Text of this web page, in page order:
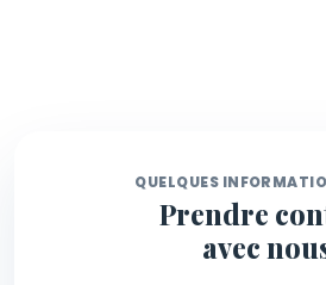
QUELQUES
Prendre
avec